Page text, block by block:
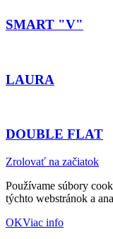
SMART "V"
LAURA
DOUBLE FLAT
Zrolovať na začiatok
Používame súbory
týchto webstránok a
OKViac info